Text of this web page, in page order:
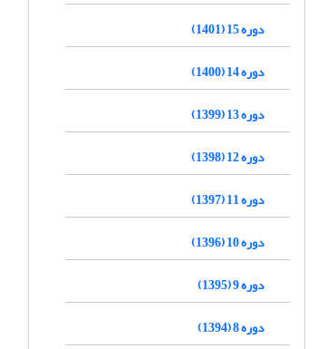
دوره 15 (1401)
دوره 14 (1400)
دوره 13 (1399)
دوره 12 (1398)
دوره 11 (1397)
دوره 10 (1396)
دوره 9 (1395)
دوره 8 (1394)